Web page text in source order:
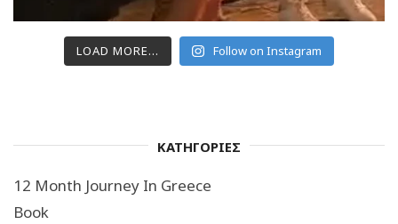
LOAD MORE... Follow on Instagram
ΚΑΤΗΓΟΡΙΕΣ
12 Month Journey In Greece
Book